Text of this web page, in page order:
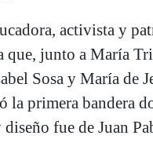
activista y
que, junto a María
Sosa y María de
la primera bandera
fue de Juan